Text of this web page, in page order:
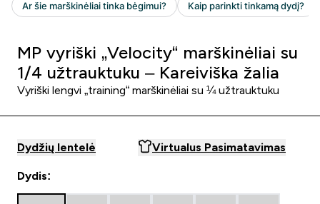
MP vyriški „Velocity“ marškinėliai su
1/4 užtrauktuku – Kareiviška žalia
Vyriški lengvi „training“ marškinėliai su ¼ užtrauktuku
Dydžių lentelė Virtualus Pasimatavimas
Dydis: